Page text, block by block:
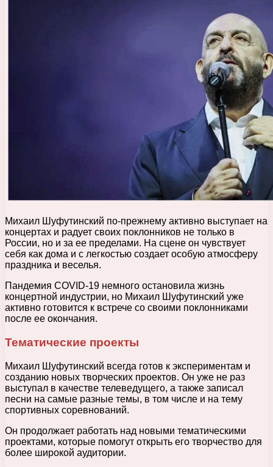
Михаил Шуфутинский по-прежнему активно выступает на
концертах и радует своих поклонников не только в
России, но и за ее пределами. На сцене он чувствует
себя как дома и с легкостью создает особую атмосферу
праздника и веселья.
Пандемия COVID-19 немного остановила жизнь
концертной индустрии, но Михаил Шуфутинский уже
активно готовится к встрече со своими поклонниками
после ее окончания.
Тематические проекты
Михаил Шуфутинский всегда готов к экспериментам и
созданию новых творческих проектов. Он уже не раз
выступал в качестве телеведущего, а также записал
песни на самые разные темы, в том числе и на тему
спортивных соревнований.
Он продолжает работать над новыми тематическими
проектами, которые помогут открыть его творчество для
более широкой аудитории.